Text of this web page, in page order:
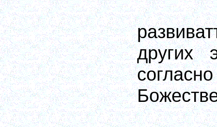
других